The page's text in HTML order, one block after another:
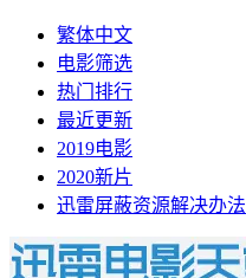
繁体中文
电影筛选
热门排行
最近更新
2019电影
2020新片
迅雷屏蔽资源解决办法